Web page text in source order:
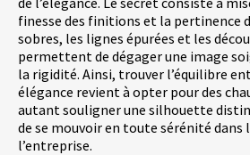
finesse des finitions et la pertinence
sobres, les lignes épurées et les
permettent de dégager une image
la rigidité. Ainsi, trouver l’équilibre
élégance revient à opter pour des
autant souligner une silhouette
de se mouvoir en toute sérénité dans
l’entreprise.